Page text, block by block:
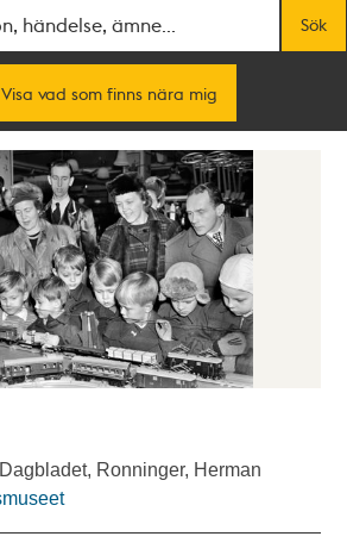
Sök
Visa vad som finns nära mig
Ronninger, Herman